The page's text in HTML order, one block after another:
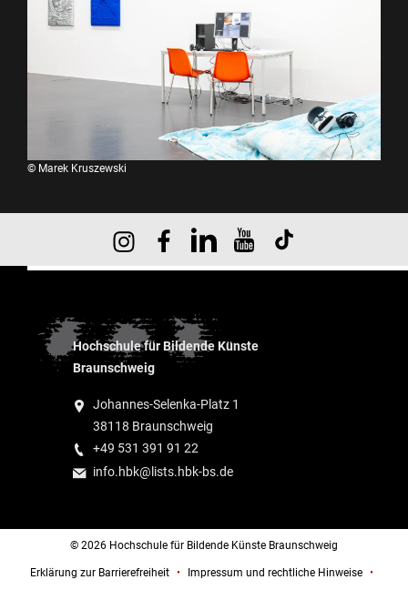
© Marek Kruszewski
Hochschule für Bildende Künste
Braunschweig
Johannes-Selenka-Platz 1
38118 Braunschweig
+49 531 391 91 22
info.hbk@lists.hbk-bs.de
© 2026 Hochschule für Bildende Künste Braunschweig
Erklärung zur Barrierefreiheit Impressum und rechtliche Hinweise